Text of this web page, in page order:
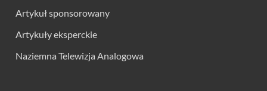
Artykuł sponsorowany
Artykuły eksperckie
Naziemna Telewizja Analogowa